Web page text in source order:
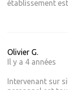
établissement
Olivier G.
Il y a 4 années
Intervenant sur